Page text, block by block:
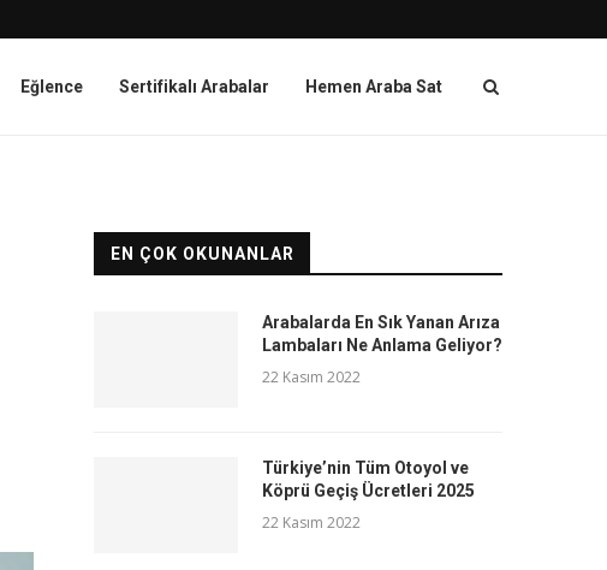
Eğlence Sertifikalı Arabalar Hemen Araba Sat
EN ÇOK OKUNANLAR
Arabalarda En Sık Yanan Arıza
Lambaları Ne Anlama Geliyor?
22 Kasım 2022
Türkiye’nin Tüm Otoyol ve
Köprü Geçiş Ücretleri 2025
22 Kasım 2022